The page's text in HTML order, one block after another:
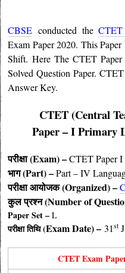
CBSE conducted the
Exam Paper 2020. This
Shift. Here The CTET
Solved Question Paper.
Answer Key.
CTET (Central
Paper – I Primary
परीक्षा (Exam) –CTET Paper
भाग (Part) –Part – IV
परीक्षा आयोजक (Organized) –
कुल प्रश्न (Number of
Paper Set – L
परीक्षा तिथि (Exam Date) –31st
CTET Exam